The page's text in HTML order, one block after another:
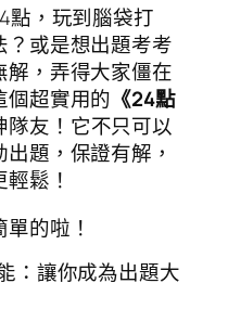
點，玩到腦袋打
或是想出題考考
，弄得大家僵在
個超實用的 《24點
隊友！它不只可以
題，保證有解，
鬆！
的啦！
：讓你成為出題大